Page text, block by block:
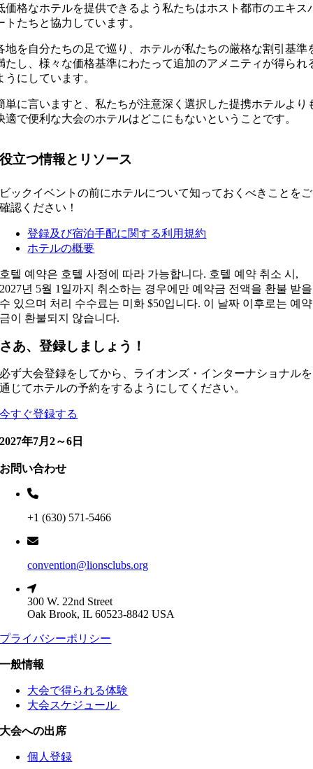
価格なホテルを提供できるよう私たちはホスト都市のエキス
トたちと協力しています。
地を自分たちの足で巡り、ホテルが私たちの厳格な割引基準
たし、様々な価格基準にわたって追加のアメニティが得られ
うにしています。
単に言いますと、私たちが注意深く選択した提携ホテルより
適で便利な大会のホテルはどこにもないということです。
役立つ情報とリソース
ビックイベントの前にホテルについて知っておくべきことをご
確認ください！
登録及び宿泊手配に関する利用規約
ホテルの概要
호텔 예약은 호텔 사정에 따라 가능합니다. 호텔 예약 취소 시,
2027년 5월 1일까지 취소하는 경우에만 예약금 전액을 환불 받을
수 있으며 처리 수수료는 미화 $50입니다. 이 날짜 이후로는 예약
금이 환불되지 않습니다.
さあ、登録しましょう！
必ず大会登録をしてから、ライオンズ・インターナショナルを
通じてホテルの予約をするようにしてください。
今すぐ登録する
2027年7月2～6日
お問い合わせ
+1 (630) 571-5466
convention@lionsclubs.org
300 W. 22nd Street
Oak Brook, IL 60523-8842 USA
プライバシーポリシー
一般情報
大会で得られる体験
大会スケジュール
大会への出席
個人登録